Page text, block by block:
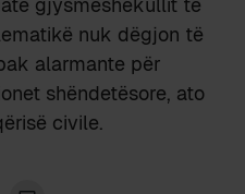
nuk dëgjon të
alarmante për
shëndetësore, ato
civile.